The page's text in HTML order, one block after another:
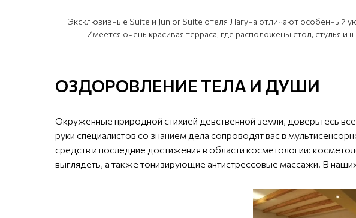
Эксклюзивные Suite и Junior Suite отеля Лагуна отличают
Имеется очень красивая терраса, где расположены стол, стулья
ОЗДОРОВЛЕНИЕ ТЕЛА И ДУШИ
Окруженные природной стихией девственной земли, доверьтесь
руки специалистов со знанием дела сопроводят вас в
средств и последние достижения в области косметологии:
выглядеть, а также тонизирующие антистрессовые массажи. В